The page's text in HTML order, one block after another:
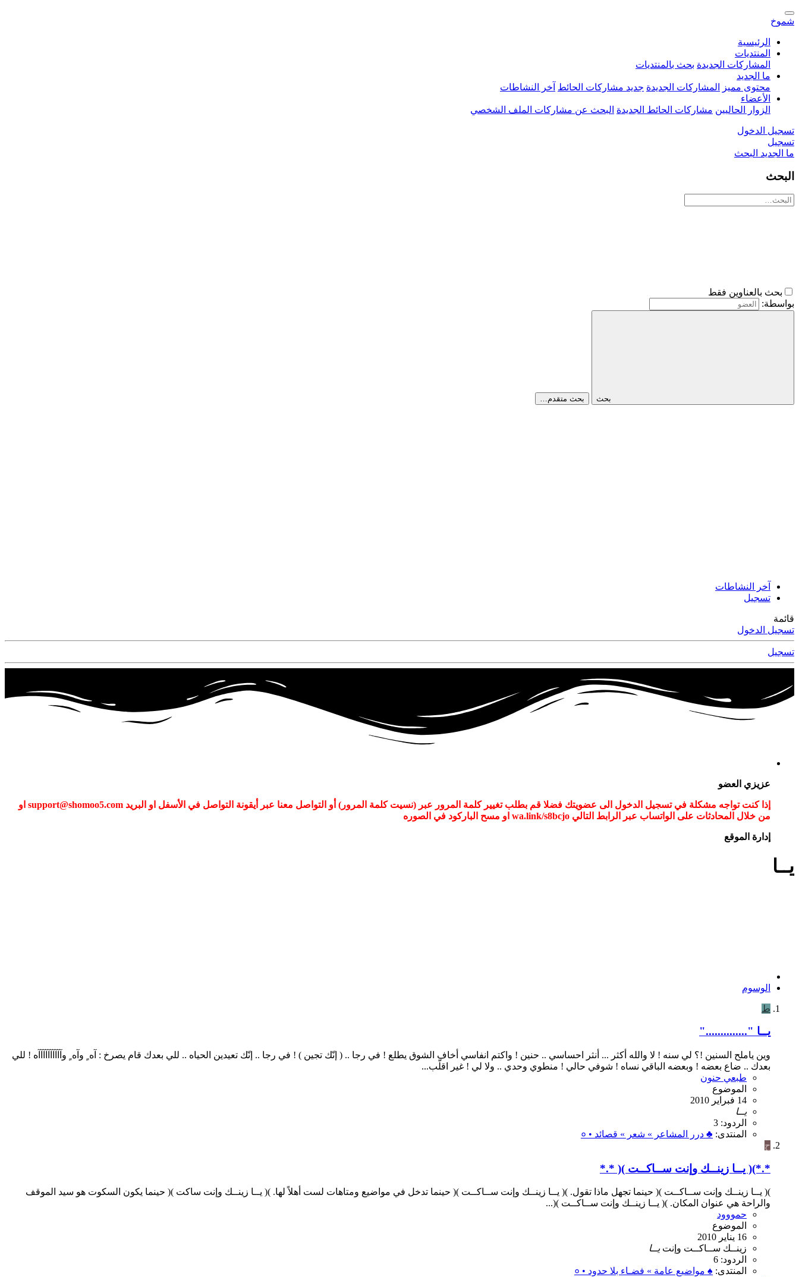
شموخ
الرئيسية
المنتديات
المشاركات الجديدة بحث بالمنتديات
ما الجديد
محتوى مميز
المشاركات الجديدة جديد مشاركات الحائط آخر النشاطات
الأعضاء
الزوار الحاليين مشاركات الحائط الجديدة البحث عن مشاركات الملف الشخصي
تسجيل الدخول
تسجيل
ما الجديد البحث
البحث
بحث بالعناوين فقط
بواسطة:
بحث بحث متقدم…
آخر النشاطات
تسجيل
قائمة
تسجيل الدخول
تسجيل
عزيزي العضو
إذا كنت تواجه مشكلة في تسجيل الدخول الى عضويتك فضلا قم بطلب تغيير كلمة المرور عبر (نسيت كلمة المرور) أو التواصل معنا عبر أيقونة التواصل في الأسفل او البريد support@shomoo5.com او
من خلال المحادثات على الواتساب عبر الرابط التالي wa.link/s8bcjo او مسح الباركود في الصوره
إدارة الموقع
يــا
الوسوم
ط
يــا ".............."
وين ياملح السنين !؟ لي سنه ! لا والله أكثر ... أنثر احساسي .. حنين ! واكتم انفاسي أخاف الشوق يطلع ! في رجا .. ( إنّك تجين ) ! في رجا .. إنّك تعيدين الحياه .. للي بعدك قام يصرخ : آه ٍ وآه ٍ وآآآآآآآآآآه ! للي
بعدك .. ضاع بعضه ! وبعضه الباقي نساه ! شوفي حالي ! منطوي وحدي .. ولا لي ! غير اقلّب...
طبعي حنون
الموضوع
14 فبراير 2010
يــا
الردود: 3
المنتدى: ♣ درر المشاعر » شعر » قصائد • ०
ح
*.*)( يــا زينــك وإنت ســاكــت )( *.*
)( يــا زينــك وإنت ســاكــت )( حينما تجهل ماذا تقول. )( يــا زينــك وإنت ســاكــت )( حينما تدخل في مواضيع ومتاهات لست أهلاً لها. )( يــا زينــك وإنت ساكت )( حينما يكون السكوت هو سيد الموقف
والراحة هي عنوان المكان. )( يــا زينــك وإنت ســاكــت )(...
حمووود
الموضوع
16 يناير 2010
زينــك ســاكــت وإنتيــا
الردود: 6
المنتدى: ♠ مواضيع عامة » فضـاء بلا حدود • ०